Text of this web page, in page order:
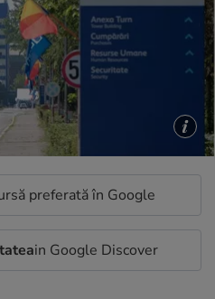
preferată în Google
in Google Discover